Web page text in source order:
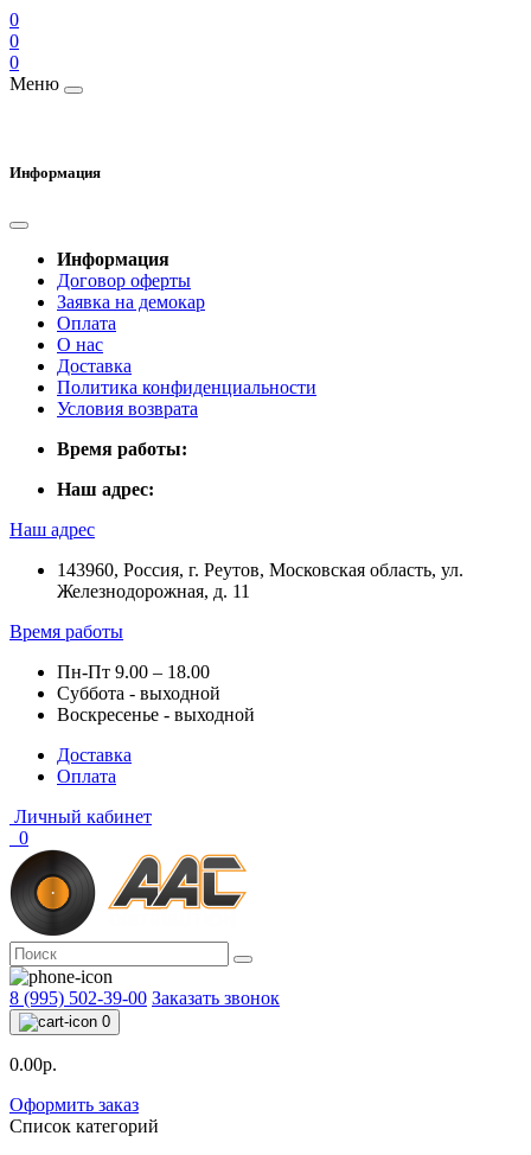
0
0
0
Меню
Информация
Информация
Договор оферты
Заявка на демокар
Оплата
О нас
Доставка
Политика конфиденциальности
Условия возврата
Время работы:
Наш адрес:
Наш адрес
143960, Россия, г. Реутов, Московская область, ул.
Железнодорожная, д. 11
Время работы
Пн-Пт 9.00 – 18.00
Суббота - выходной
Воскресенье - выходной
Доставка
Оплата
Личный кабинет
0
8 (995) 502-39-00 Заказать звонок
0
0.00р.
Оформить заказ
Список категорий